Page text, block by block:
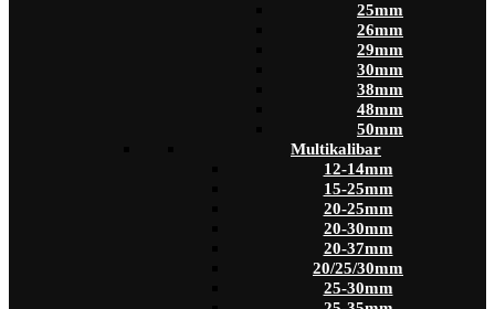
25mm
26mm
29mm
30mm
38mm
48mm
50mm
Multikalibar
12-14mm
15-25mm
20-25mm
20-30mm
20-37mm
20/25/30mm
25-30mm